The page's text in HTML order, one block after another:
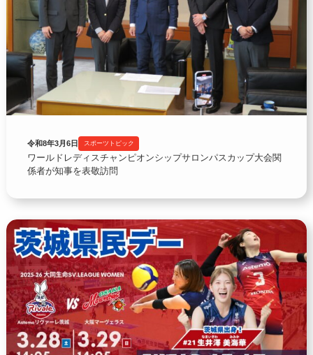
令和8年3月6日 スポーツトピック
ワールドレディスチャンピオンシップサロンパスカップ大会関
係者が知事を表敬訪問